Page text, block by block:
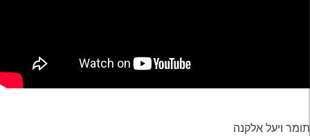
תומר ויעל אלקנה